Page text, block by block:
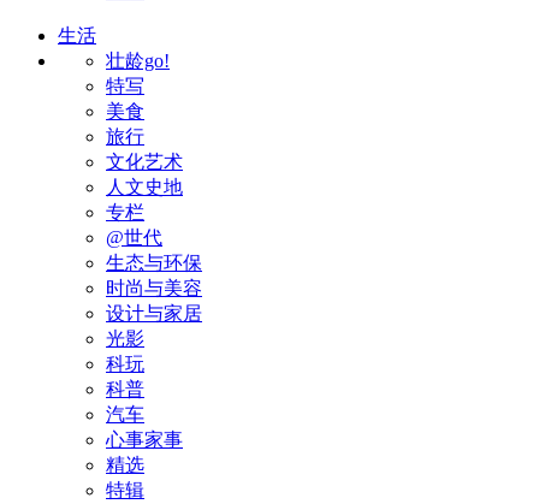
生活
壮龄go!
特写
美食
旅行
文化艺术
人文史地
专栏
@世代
生态与环保
时尚与美容
设计与家居
光影
科玩
科普
汽车
心事家事
精选
特辑